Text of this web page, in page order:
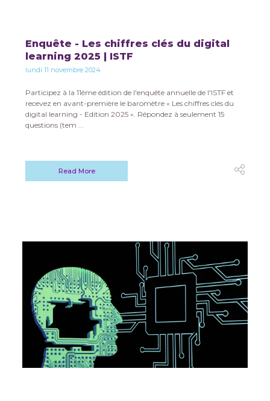
Enquête - Les chiffres clés du digital
learning 2025 | ISTF
lundi 11 novembre 2024
Participez à la 11ème édition de l'enquête annuelle de l'ISTF et
recevez en avant-première le baromètre « Les chiffres clés du
digital learning - Edition 2025 ». Répondez à seulement 15
questions (tem ...
Read More